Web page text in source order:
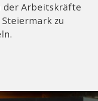
der Arbeitskräfte
zu